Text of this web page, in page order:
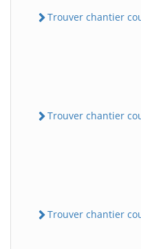
Trouver chantier
Trouver chantier
Trouver chantier